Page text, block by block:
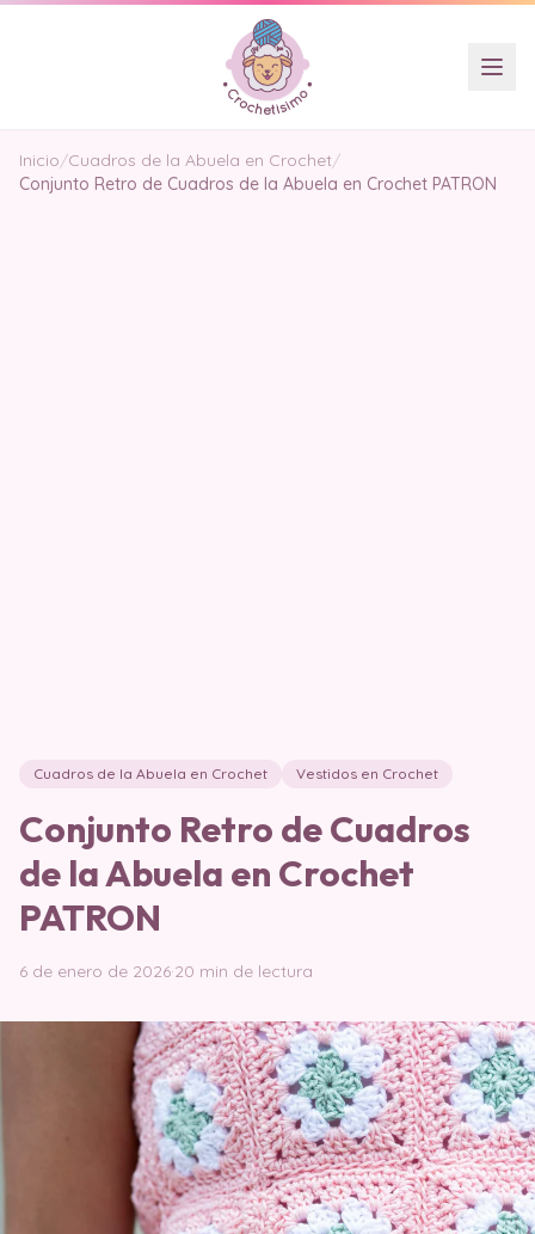
Inicio/Cuadros de la Abuela en Crochet/
Conjunto Retro de Cuadros de la Abuela en Crochet PATRON
Cuadros de la Abuela en Crochet Vestidos en Crochet
Conjunto Retro de Cuadros
de la Abuela en Crochet
PATRON
6 de enero de 2026·20 min de lectura